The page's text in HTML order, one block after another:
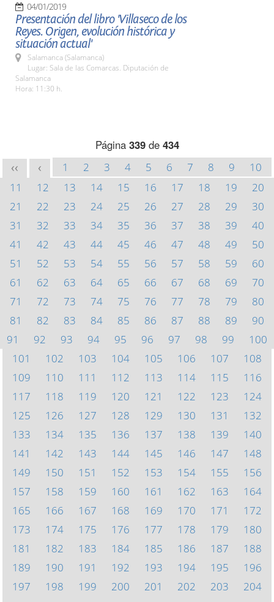
04/01/2019
Presentación del libro 'Villaseco de los
Reyes. Origen, evolución histórica y
situación actual'
Salamanca (Salamanca)
Lugar: Sala de las Comarcas. Diputación de
Salamanca
Hora: 11:30 h.
Página 339de 434
<< < 1 2 3 4 5 6 7 8 9
10
11
12 13 14 15 16 17 18 19
20
21
22 23 24 25 26 27 28 29
30
31
32 33 34 35 36 37 38 39
40
41
42 43 44 45 46 47 48 49
50
51
52 53 54 55 56 57 58 59
60
61
62 63 64 65 66 67 68 69
70
71
72 73 74 75 76 77 78 79
80
81
82 83 84 85 86 87 88 89
90
91
92 93 94 95 96 97 98 99
100
101
102 103 104 105 106 107
108
109
110 111 112 113 114 115
116
117
118 119 120 121 122 123
124
125
126 127 128 129 130 131
132
133
134 135 136 137 138 139
140
141
142 143 144 145 146 147
148
149
150 151 152 153 154 155
156
157
158 159 160 161 162 163
164
165
166 167 168 169 170 171
172
173
174 175 176 177 178 179
180
181
182 183 184 185 186 187
188
189
190 191 192 193 194 195
196
197
198 199 200 201 202 203
204